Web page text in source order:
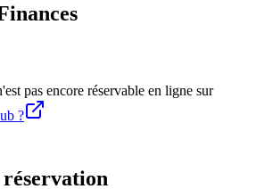
pas encore réservable en ligne sur
?